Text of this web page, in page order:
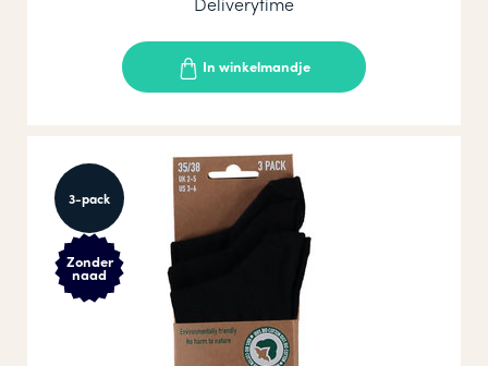
In winkelmandje
3-pack
Zonder
naad